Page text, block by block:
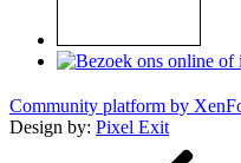
Community platform by
Design by: Pixel Exit